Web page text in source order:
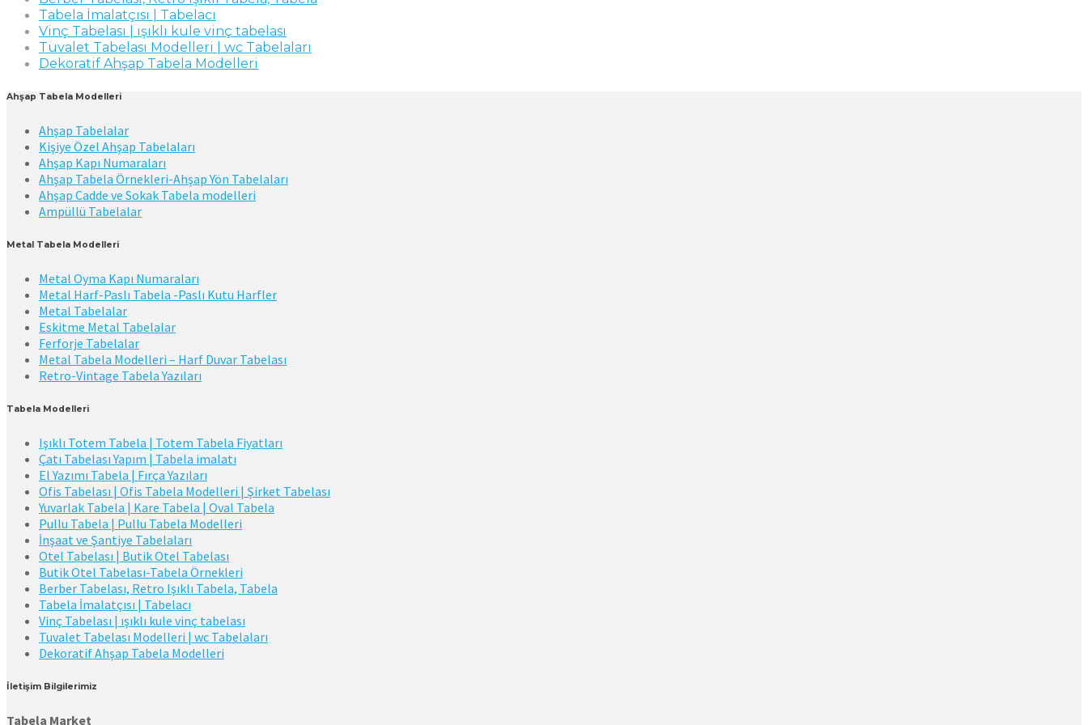
Tabela İmalatçısı | Tabelacı
Vinç Tabelası | ışıklı kule vinç tabelası
Tuvalet Tabelası Modelleri | wc Tabelaları
Dekoratif Ahşap Tabela Modelleri
Ahşap Tabela Modelleri
Ahşap Tabelalar
Kişiye Özel Ahşap Tabelaları
Ahşap Kapı Numaraları
Ahşap Tabela Örnekleri-Ahşap Yön Tabelaları
Ahşap Cadde ve Sokak Tabela modelleri
Ampüllü Tabelalar
Metal Tabela Modelleri
Metal Oyma Kapı Numaraları
Metal Harf-Paslı Tabela -Paslı Kutu Harfler
Metal Tabelalar
Eskitme Metal Tabelalar
Ferforje Tabelalar
Metal Tabela Modelleri – Harf Duvar Tabelası
Retro-Vintage Tabela Yazıları
Tabela Modelleri
Işıklı Totem Tabela | Totem Tabela Fiyatları
Çatı Tabelası Yapım | Tabela imalatı
El Yazımı Tabela | Fırça Yazıları
Ofis Tabelası | Ofis Tabela Modelleri | Şirket Tabelası
Yuvarlak Tabela | Kare Tabela | Oval Tabela
Pullu Tabela | Pullu Tabela Modelleri
İnşaat ve Şantiye Tabelaları
Otel Tabelası | Butik Otel Tabelası
Butik Otel Tabelası-Tabela Örnekleri
Berber Tabelası, Retro Işıklı Tabela, Tabela
Tabela İmalatçısı | Tabelacı
Vinç Tabelası | ışıklı kule vinç tabelası
Tuvalet Tabelası Modelleri | wc Tabelaları
Dekoratif Ahşap Tabela Modelleri
İletişim Bilgilerimiz
Tabela Market